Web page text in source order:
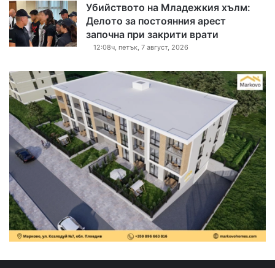
Убийството на Младежкия хълм:
Делото за постоянния арест
започна при закрити врати
12:08ч, петък, 7 август, 2026